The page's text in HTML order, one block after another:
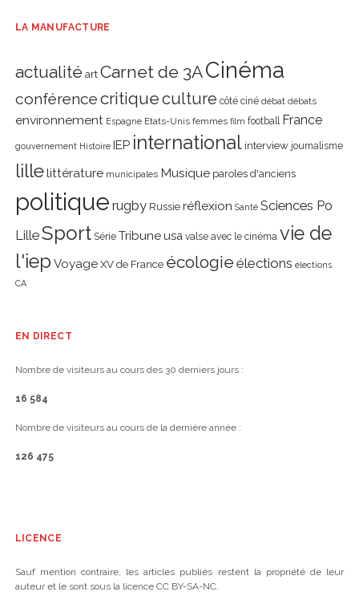
LA MANUFACTURE
actualité art Carnet de 3ACinéma
conférencecritiqueculture côté ciné débat débats
environnement Espagne Etats-Unis femmes film football France
gouvernement Histoire IEP international interview journalisme
lillelittérature municipales Musique paroles d'anciens
politique rugby Russie réflexion Santé Sciences Po
LilleSport Série Tribune usa valse avec le cinéma vie de
l'iep Voyage XV de France écologie élections élections
CA
EN DIRECT
Nombre de visiteurs au cours des 30 derniers jours :
16 584
Nombre de visiteurs au cours de la dernière année :
126 475
LICENCE
Sauf mention contraire, les articles publiés restent la propriété de leur
auteur et le sont sous la licence CC BY-SA-NC.